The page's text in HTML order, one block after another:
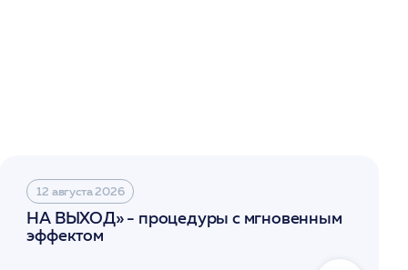
12 августа 2026
НА ВЫХОД» - процедуры с мгновенным
эффектом